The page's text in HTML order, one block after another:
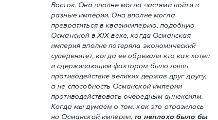
Восток. Она вполне могла частями войти в
разные империи. Она вполне могла
превратиться в квазиимперию, подобную
Османской в XIX веке, когда Османская
империя вполне потеряла экономический
суверенитет, когда ее обрезали кто как хотел
и сдерживающим фактором было лишь
противодействие великих держав друг другу,
а не способность Османской империи
противодействовать очередным аннексиям.
Когда мы думаем о том, как это отразилось
на Османской империи,то неплохо было бы